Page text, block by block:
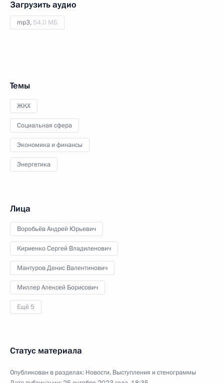
Загрузить аудио
mp3, 54.0 МБ
Темы
ЖКХ
Социальная сфера
Экономика и финансы
Энергетика
Лица
Воробьёв Андрей Юрьевич
Кириенко Сергей Владиленович
Мантуров Денис Валентинович
Миллер Алексей Борисович
Ещё 5
Статус материала
Опубликован в разделах: Новости, Выступления и стенограммы